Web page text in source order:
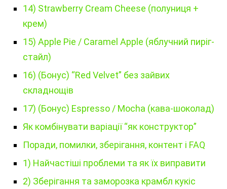
14) Strawberry Cream Cheese (полуниця +
крем)
15) Apple Pie / Caramel Apple (яблучний пиріг-
стайл)
16) (Бонус) “Red Velvet” без зайвих
складнощів
17) (Бонус) Espresso / Mocha (кава-шоколад)
Як комбінувати варіації “як конструктор”
Поради, помилки, зберігання, контент і FAQ
1) Найчастіші проблеми та як їх виправити
2) Зберігання та заморозка крамбл кукіс